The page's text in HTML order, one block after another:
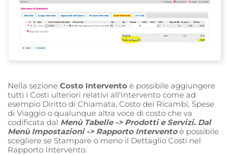
Nella sezione Costo Intervento è possibile aggiungere
tutti i Costi ulteriori relativi all'Intervento come ad
esempio Diritto di Chiamata, Costo dei Ricambi, Spese
di Viaggio o qualunque altra voce di costo che va
codificata dal Menù Tabelle -> Prodotti e Servizi. Dal
Menù Impostazioni -> Rapporto Interventoè possibile
scegliere se Stampare o meno il Dettaglio Costi nel
Rapporto Intervento.